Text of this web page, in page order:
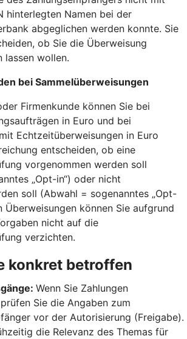
hinterlegten Namen bei der
abgeglichen werden konnte. Sie
ob Sie die Überweisung
lassen wollen.
bei Sammelüberweisungen
Firmenkunde können Sie bei
in Euro und bei
Echtzeitüberweisungen in Euro
entscheiden, ob eine
vorgenommen werden soll
„Opt-in“) oder nicht
soll (Abwahl = sogenanntes „Opt-
Überweisungen können Sie aufgrund
nicht auf die
verzichten.
konkret betroffen
Wenn Sie Zahlungen
Sie die Angaben zum
vor der Autorisierung (Freigabe).
die Relevanz des Themas für